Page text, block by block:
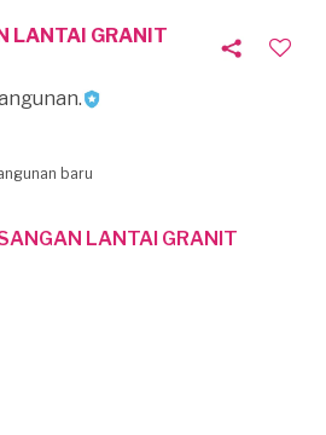
LANTAI GRANIT
baru
LANTAI GRANIT